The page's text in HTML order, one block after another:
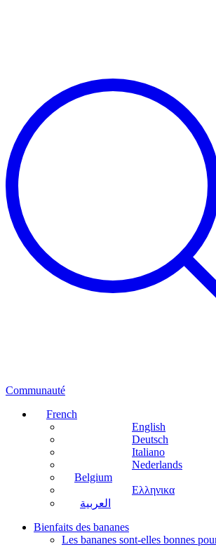
Communauté
French
English
Deutsch
Italiano
Nederlands
Belgium
Ελληνικα
العربية
Bienfaits des bananes
Les bananes sont-elles bonnes